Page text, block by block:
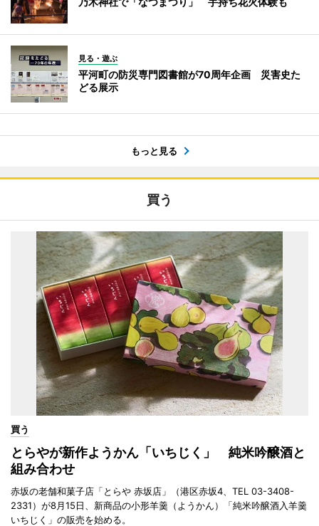
見る・遊ぶ
平河町の防災専門図書館が70周年企画 災害史た
どる展示
もっと見る
買う
買う
とらやが新作ようかん「いちじく」 純米吟醸酒と
組み合わせ
赤坂の老舗和菓子店「とらや 赤坂店」（港区赤坂4、TEL 03-3408-
2331）が8月15日、新商品の小形羊羹（ようかん）「純米吟醸酒入羊羹
いちじく」の販売を始める。